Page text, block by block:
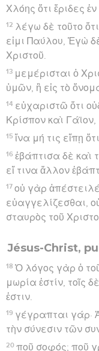
Χλόης ὅτι ἔριδες ἐν
12 λέγω δὲ τοῦτο
εἰμι Παύλου, Ἐγὼ
Χριστοῦ.
13 μεμέρισται ὁ
ὑμῶν, ἢ εἰς τὸ
14 εὐχαριστῶ ὅτι
Κρίσπον καὶ Γάϊον,
15 ἵνα μή τις εἴπῃ
16 ἐβάπτισα δὲ καὶ
εἴ τινα ἄλλον
17 οὐ γὰρ
εὐαγγελίζεσθαι,
σταυρὸς τοῦ
Jésus-Christ,
18 Ὁ λόγος γὰρ ὁ
μωρία ἐστίν, τοῖς
ἐστιν.
19 γέγραπται γάρ·
τὴν σύνεσιν τῶν
20 ποῦ σοφός; ποῦ